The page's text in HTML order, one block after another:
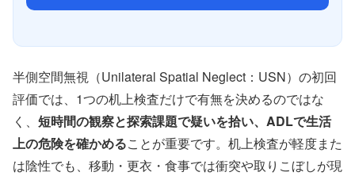
半側空間無視（Unilateral Spatial Neglect：USN）の初回
評価では、1つの机上検査だけで有無を決めるのではな
く、 短時間の観察と探索課題で疑いを拾い、ADLで生活
上の危険を確かめることが重要です。机上検査が軽度また
は陰性でも、移動・更衣・食事では衝突や取りこぼしが現